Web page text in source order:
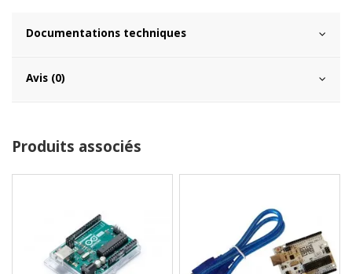
Documentations techniques
Avis (0)
Produits associés